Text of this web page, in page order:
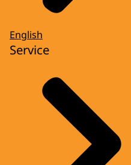
English
Service